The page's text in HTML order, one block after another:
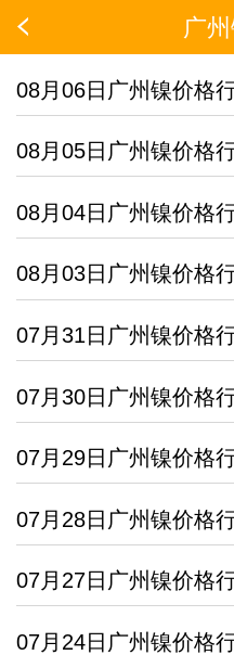
广
08月06日广州镍价格
08月05日广州镍价格
08月04日广州镍价格
08月03日广州镍价格
07月31日广州镍价格
07月30日广州镍价格
07月29日广州镍价格
07月28日广州镍价格
07月27日广州镍价格
07月24日广州镍价格